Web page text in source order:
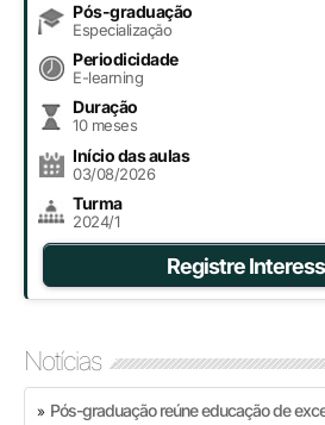
Pós-graduação
Especialização
Periodicidade
E-learning
Duração
10 meses
Início das aulas
03/08/2026
Turma
2024/1
Registre
Notícias
» Pós-graduação reúne educação de